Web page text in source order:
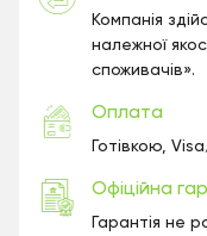
Компанія
належної
споживачів».
Оплата
Готівкою,
Офіційна
Гарантія не